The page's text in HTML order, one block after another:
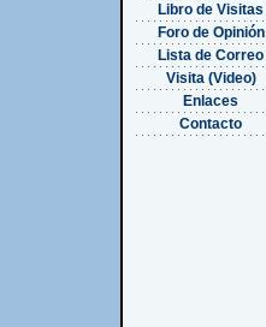
Libro de Visitas
Foro de Opinión
Lista de Correo
Visita (Video)
Enlaces
Contacto